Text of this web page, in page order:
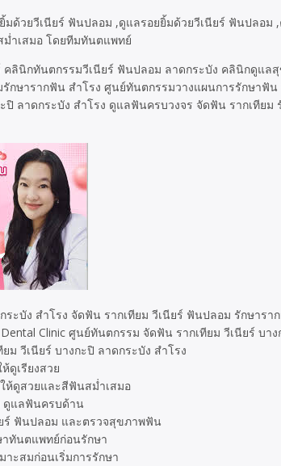
คลินิกทันตกรรมวีเนียร์ ฟันปลอม ลาดกระบัง คลินิกดูแล
กษารากฟัน สำโรง ศูนย์ทันตกรรมวางแผนการรักษา
ปิ ลาดกระบัง สำโรง ดูแลฟันครบวงจร จัดฟัน รากเที
ระบัง สำโรง จัดฟัน รากเทียม วีเนียร์ ฟันปลอม รักษา
Clinic ศูนย์ทันตกรรม จัดฟัน รากเทียม วีเนียร์ บาง
วีเนียร์ บางกะปิ ลาดกระบัง สำโรง
ดูเรียงสวย
ดูสวยและสีฟันสม่ำเสมอ
ดูแลฟันครบด้าน
ร์ ฟันปลอม และตรวจสุขภาพฟัน
ทันตแพทย์ก่อนรักษา
าะสมก่อนเริ่มการรักษา